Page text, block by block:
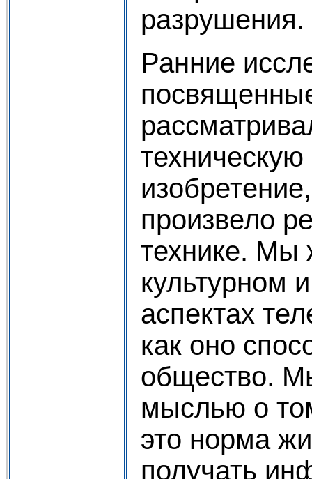
разрушения.
Ранние
техническую
произвело
технике. Мы
культурном
аспектах
как оно
общество.
мыслью о
это норма
получать